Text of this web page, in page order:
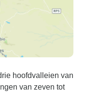
hoofdvalleien van
van zeven tot